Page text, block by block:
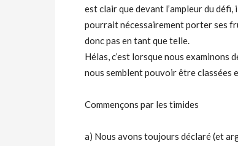
est clair que devant l’ampleur du
pourrait nécessairement porter ses
donc pas en tant que telle.
Hélas, c’est lorsque nous examinons
nous semblent pouvoir être classées
Commençons par les timides
a) Nous avons toujours déclaré (et